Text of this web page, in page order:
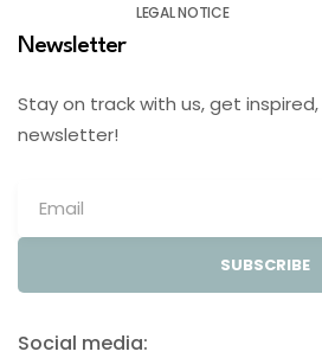
LEGAL NOTICE
Newsletter
Stay on track with us, get
newsletter!
SUBSCRIBE
Social media: